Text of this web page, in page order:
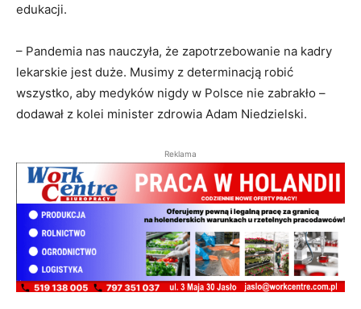
edukacji.
– Pandemia nas nauczyła, że zapotrzebowanie na kadry
lekarskie jest duże. Musimy z determinacją robić
wszystko, aby medyków nigdy w Polsce nie zabrakło –
dodawał z kolei minister zdrowia Adam Niedzielski.
Reklama